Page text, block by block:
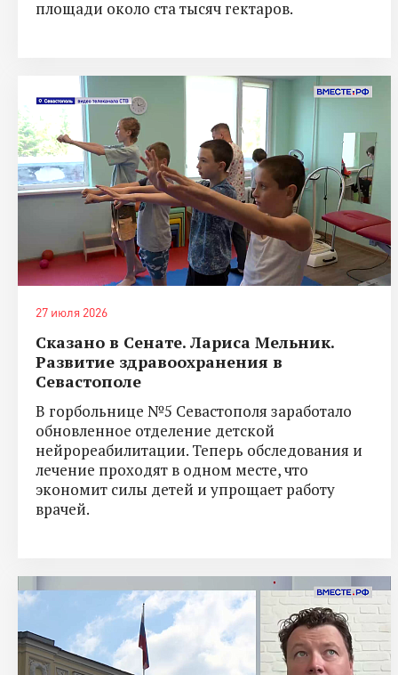
площади около ста тысяч гектаров.
27 июля 2026
Сказано в Сенате. Лариса Мельник.
Развитие здравоохранения в
Севастополе
В горбольнице №5 Севастополя заработало
обновленное отделение детской
нейрореабилитации. Теперь обследования и
лечение проходят в одном месте, что
экономит силы детей и упрощает работу
врачей.